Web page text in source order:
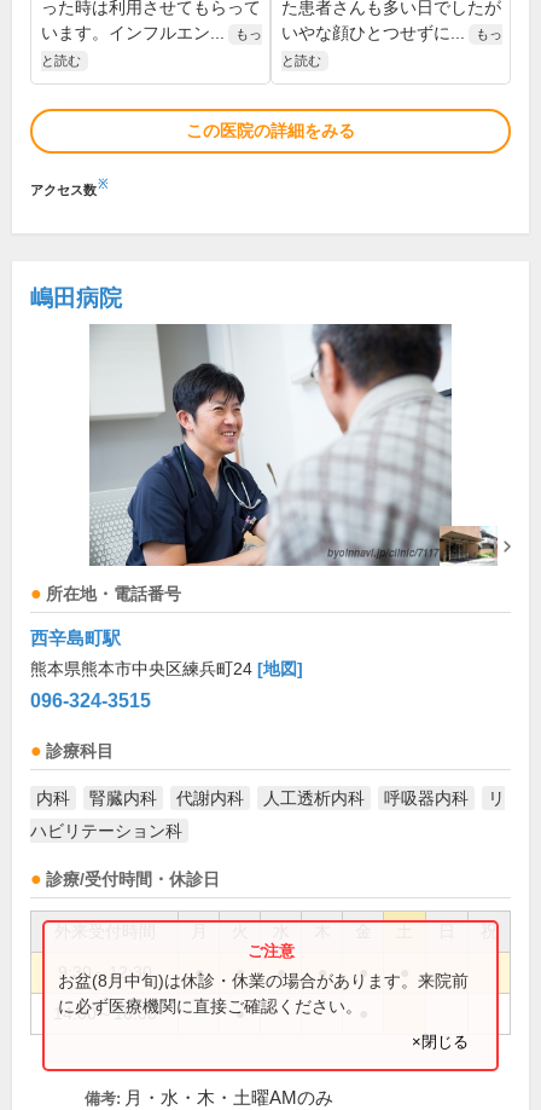
った時は利用させてもらって
います。インフルエン...
もっ
と読む
た患者さんも多い日でしたが
いやな顔ひとつせずに...
もっ
と読む
この医院の詳細をみる
アクセス数※
嶋田病院
所在地・電話番号
西辛島町駅
熊本県熊本市中央区練兵町24 [地図]
096-324-3515
診療科目
内科 腎臓内科 代謝内科 人工透析内科 呼吸器内科
リ
ハビリテーション科
診療/受付時間・休診日
祝
9:30～12:30 ● ● ● ● ●
14:00～16:00 ●
お盆(8月中旬)は休診・休業の場合があります。来院前
に必ず医療機関に直接ご確認ください。
×閉じる
備考: 月・水・木・土曜AMのみ